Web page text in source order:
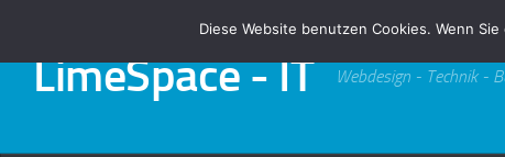
LimeSpace - IT Webdesign - Technik -
Diese Website benutzen Cookies. Wenn